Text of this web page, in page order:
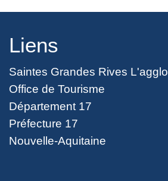
Liens
Saintes Grandes Rives L'agglo
Office de Tourisme
Département 17
Préfecture 17
Nouvelle-Aquitaine